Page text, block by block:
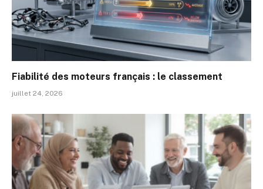
Fiabilité des moteurs français : le classement
juillet 24, 2026